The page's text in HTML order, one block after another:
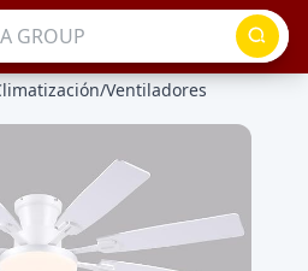
/Ventiladores